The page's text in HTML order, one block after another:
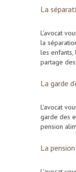
La
L’avocat
la
les enfants,
partage
La garde
L’avocat
garde des
pension
La